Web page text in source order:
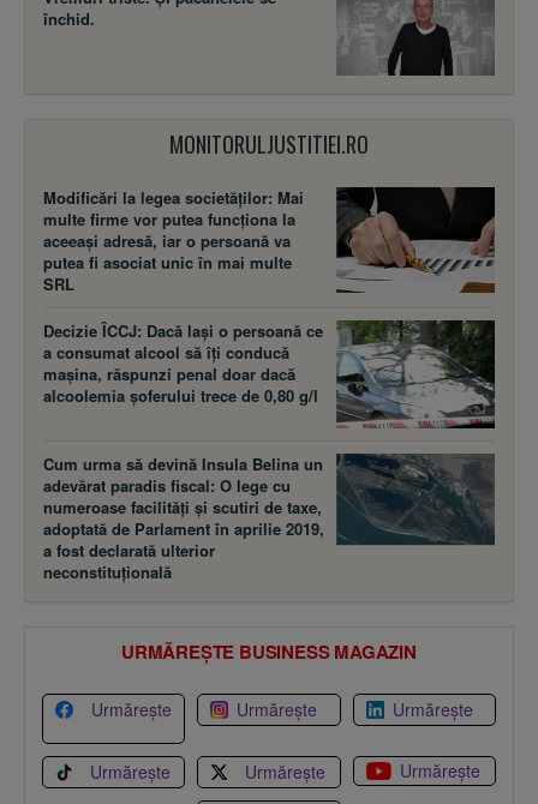
închid.
MONITORULJUSTITIEI.RO
Modificări la legea societăţilor: Mai
multe firme vor putea funcţiona la
aceeaşi adresă, iar o persoană va
putea fi asociat unic în mai multe
SRL
Decizie ÎCCJ: Dacă laşi o persoană ce
a consumat alcool să îţi conducă
maşina, răspunzi penal doar dacă
alcoolemia şoferului trece de 0,80 g/l
Cum urma să devină Insula Belina un
adevărat paradis fiscal: O lege cu
numeroase facilităţi şi scutiri de taxe,
adoptată de Parlament în aprilie 2019,
a fost declarată ulterior
neconstituţională
URMĂREȘTE BUSINESS MAGAZIN
Urmărește Urmărește Urmărește
Urmărește Urmărește
Urmărește